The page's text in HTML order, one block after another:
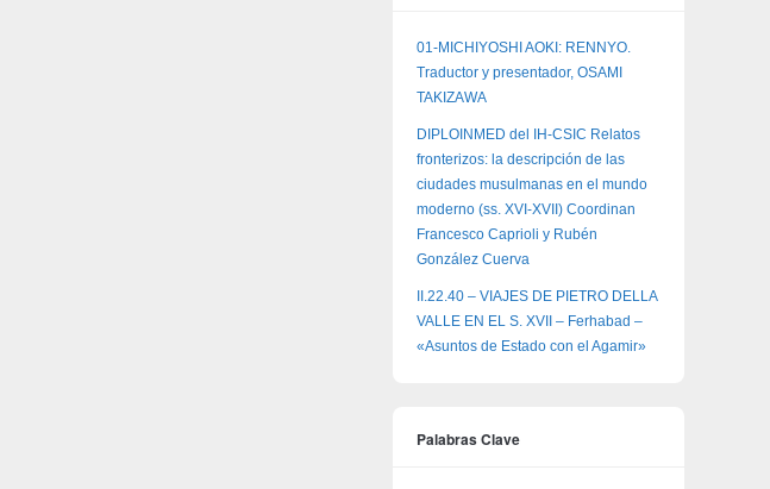
01-MICHIYOSHI AOKI: RENNYO.
Traductor y presentador, OSAMI
TAKIZAWA
DIPLOINMED del IH-CSIC Relatos
fronterizos: la descripción de las
ciudades musulmanas en el mundo
moderno (ss. XVI-XVII) Coordinan
Francesco Caprioli y Rubén
González Cuerva
II.22.40 – VIAJES DE PIETRO DELLA
VALLE EN EL S. XVII – Ferhabad –
«Asuntos de Estado con el Agamir»
Palabras Clave